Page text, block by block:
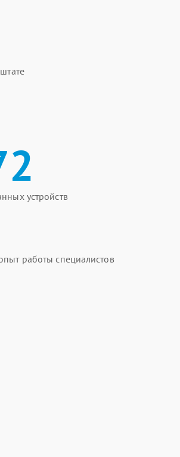
устройств
работы специалистов